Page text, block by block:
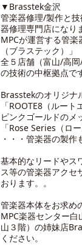
▼Brasstek金沢
管楽器修理/製作と
器修理専門店になり
MPCが運営する管
（ブラステック）」
全５店舗（富山/高岡
の技術の中枢拠点で
Brasstekのオリジナ
「ROOTE8（ルート
ピンクゴールドのメ
「Rose Series（ロー
・・・管楽器の製作
基本的なリードやス
ス等の管楽器アクセ
おります。。
管楽器本体をお求め
MPC楽器センター白
山３階）の姉妹店
ください。